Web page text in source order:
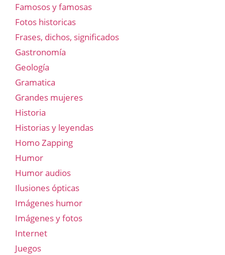
Famosos y famosas
Fotos historicas
Frases, dichos, significados
Gastronomía
Geología
Gramatica
Grandes mujeres
Historia
Historias y leyendas
Homo Zapping
Humor
Humor audios
Ilusiones ópticas
Imágenes humor
Imágenes y fotos
Internet
Juegos